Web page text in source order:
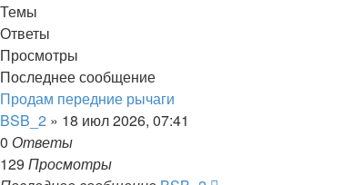
Темы
Ответы
Просмотры
Последнее сообщение
Продам передние рычаги
BSB_2 » 18 июл 2026, 07:41
0 Ответы
129 Просмотры